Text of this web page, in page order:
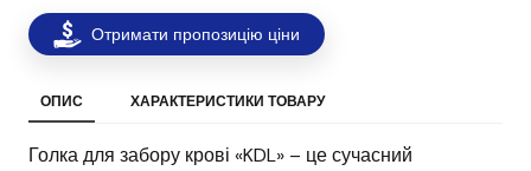
Отримати пропозицію ціни
ОПИС ХАРАКТЕРИСТИКИ ТОВАРУ
Голка для забору крові «KDL» – це сучасний